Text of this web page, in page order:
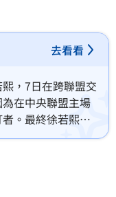
去看看
，7日在跨聯盟交
在中央聯盟主場
。最終徐若熙面
先發，不過此役